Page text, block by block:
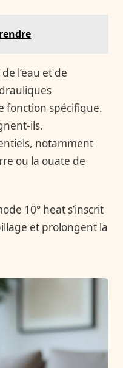
l’eau et de
fonction spécifique.
ils.
notamment
ou la ouate de
10° heat s’inscrit
et prolongent la